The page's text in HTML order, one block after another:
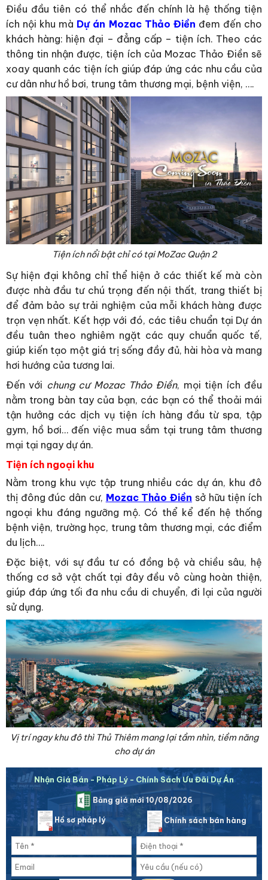
Điều đầu tiên có thể nhắc đến chính là hệ thống tiện
ích nội khu mà Dự án Mozac Thảo Điền đem đến cho
khách hàng: hiện đại – đẳng cấp – tiện ích. Theo các
thông tin nhận được, tiện ích của Mozac Thảo Điền sẽ
xoay quanh các tiện ích giúp đáp ứng các nhu cầu của
cư dân như hồ bơi, trung tâm thương mại, bệnh viện, ….
Tiện ích nổi bật chỉ có tại MoZac Quận 2
Sự hiện đại không chỉ thể hiện ở các thiết kế mà còn
được nhà đầu tư chú trọng đến nội thất, trang thiết bị
để đảm bảo sự trải nghiệm của mỗi khách hàng được
trọn vẹn nhất. Kết hợp với đó, các tiêu chuẩn tại Dự án
đều tuân theo nghiêm ngặt các quy chuẩn quốc tế,
giúp kiến tạo một giá trị sống đầy đủ, hài hòa và mang
hơi hướng của tương lai.
Đến với chung cư Mozac Thảo Điền, mọi tiện ích đều
nằm trong bàn tay của bạn, các bạn có thể thoải mái
tận hưởng các dịch vụ tiện ích hàng đầu từ spa, tập
gym, hồ bơi… đến việc mua sắm tại trung tâm thương
mại tại ngay dự án.
Tiện ích ngoại khu
Nằm trong khu vực tập trung nhiều các dự án, khu đô
thị đông đúc dân cư, Mozac Thảo Điền sở hữu tiện ích
ngoại khu đáng ngưỡng mộ. Có thể kể đến hệ thống
bệnh viện, trường học, trung tâm thương mại, các điểm
du lịch….
Đặc biệt, với sự đầu tư có đồng bộ và chiều sâu, hệ
thống cơ sở vật chất tại đây đều vô cùng hoàn thiện,
giúp đáp ứng tối đa nhu cầu di chuyển, đi lại của người
sử dụng.
Vị trí ngay khu đô thì Thủ Thiêm mang lại tầm nhìn, tiềm năng
cho dự án
Nhận Giá Bán - Pháp Lý - Chính Sách Ưu Đãi Dự Án
Bảng giá mới 10/08/2026
Hồ sơ pháp lý Chính sách bán hàng